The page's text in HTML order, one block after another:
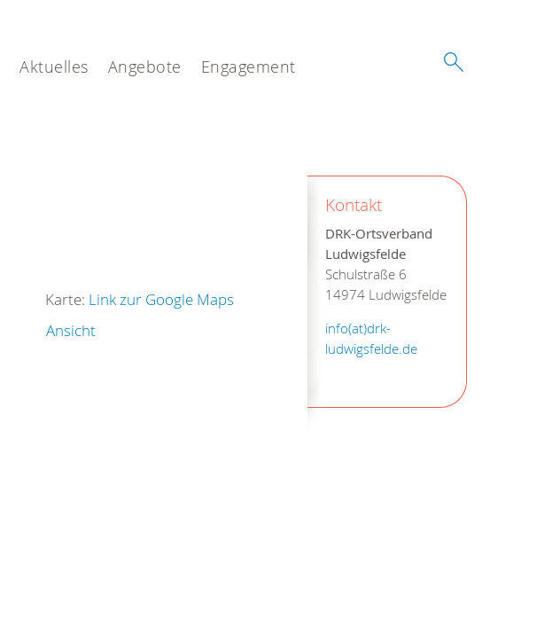
Aktuelles Angebote Engagement
Kontakt
DRK-Ortsverband
Ludwigsfelde
Schulstraße 6
14974 Ludwigsfelde
info(at)drk-
ludwigsfelde.de
Karte: Link zur Google Maps
Ansicht